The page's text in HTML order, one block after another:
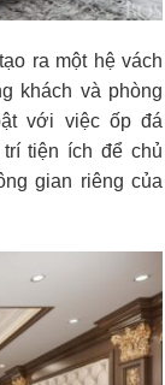
ra một hệ vách
khách và phòng
với việc ốp đá
tiện ích để chủ
gian riêng của